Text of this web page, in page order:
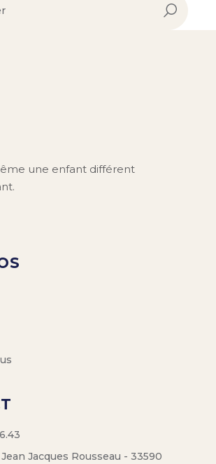
une enfant différent
Jacques Rousseau - 33590